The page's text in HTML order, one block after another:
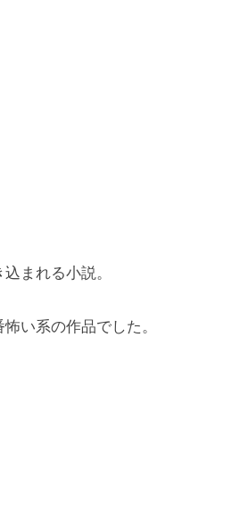
まれる小説。
い系の作品でした。